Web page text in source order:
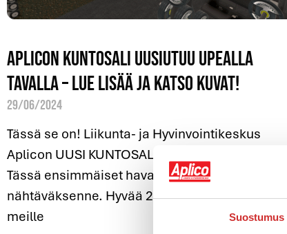
Suostumus
Aplicon kuntosali uusiutuu upealla
tavalla – lue lisää ja katso kuvat!
29/06/2024
Tässä se on! Liikunta- ja Hyvinvointikeskus
Aplicon UUSI KUNTOSALI ja TOIMINTASALI.
Tässä ensimmäiset havainnekuvat
nähtäväksenne. Hyvää 20 v. syntymäpäivää
meille